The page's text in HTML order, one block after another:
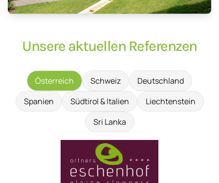
Unsere aktuellen Referenzen
Österreich Schweiz
Deutschland
Spanien
Südtirol & Italien
Liechtenstein
Sri Lanka